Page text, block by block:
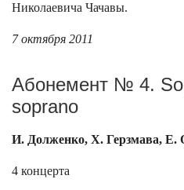
Николаевича Чачавы.
7 октября 2011
Абонемент № 4.
soprano
И. Долженко, Х. Герзмава, Е.
4 концерта